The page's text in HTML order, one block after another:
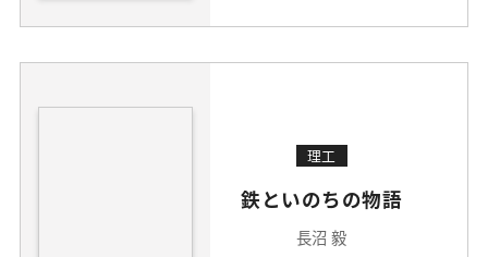
理工
鉄といのちの物語
長沼 毅